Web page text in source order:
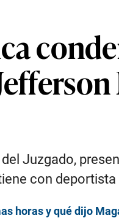
Juzgado,
con
horas y qué dijo